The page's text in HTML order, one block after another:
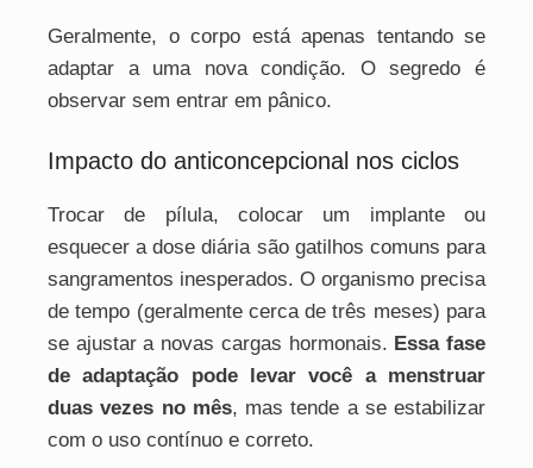
Geralmente, o corpo está apenas tentando se
adaptar a uma nova condição. O segredo é
observar sem entrar em pânico.
Impacto do anticoncepcional nos ciclos
Trocar de pílula, colocar um implante ou
esquecer a dose diária são gatilhos comuns para
sangramentos inesperados. O organismo precisa
de tempo (geralmente cerca de três meses) para
se ajustar a novas cargas hormonais. Essa fase
de adaptação pode levar você a menstruar
duas vezes no mês, mas tende a se estabilizar
com o uso contínuo e correto.